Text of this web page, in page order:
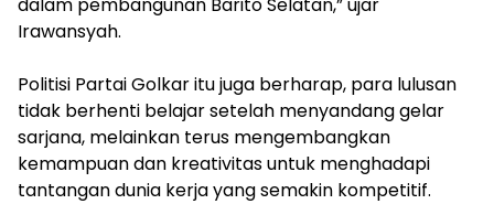
Irawansyah.
‎Politisi Partai Golkar itu juga berharap, para lulusan
tidak berhenti belajar setelah menyandang gelar
sarjana, melainkan terus mengembangkan
kemampuan dan kreativitas untuk menghadapi
tantangan dunia kerja yang semakin kompetitif.